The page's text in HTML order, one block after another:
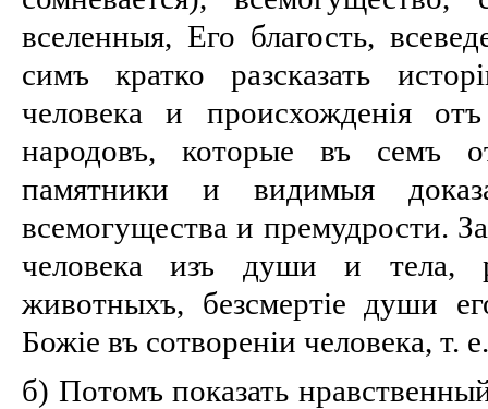
вселенныя, Его благость,
симъ кратко разсказать
человека и происхожденія
народовъ, которые въ семъ
памятники и видимыя
всемогущества и премудрости.
человека изъ души и тела,
животныхъ, безсмертіе души
Божіе въ сотвореніи человека, т.
б) Потомъ показать